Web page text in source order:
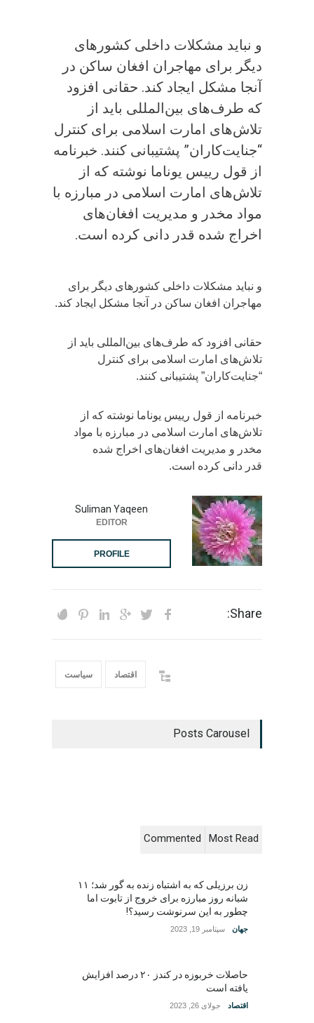
و نباید مشکلات داخلی کشورهای
دیگر برای مهاجران افغان ساکن در
آنجا مشکل ایجاد کند. ‏حقانی افزود
که طرف‌های بین‌المللی باید از
تلاش‌های امارت اسلامی برای کنترل
“جنایت‌کاران” پشتیبانی کنند. ‏خبرنامه
از قول رییس یوناما نوشته که از
تلاش‌های امارت اسلامی در مبارزه با
مواد مخدر و مدیریت افغان‌های
اخراج شده قدر دانی کرده است.
و نباید مشکلات داخلی کشورهای دیگر برای
مهاجران افغان ساکن در آنجا مشکل ایجاد کند.
‏حقانی افزود که طرف‌های بین‌المللی باید از
تلاش‌های امارت اسلامی برای کنترل
“جنایت‌کاران” پشتیبانی کنند.
‏خبرنامه از قول رییس یوناما نوشته که از
تلاش‌های امارت اسلامی در مبارزه با مواد
مخدر و مدیریت افغان‌های اخراج شده
قدر دانی کرده است.
Suliman Yaqeen
EDITOR
PROFILE
Share:
اقتصاد سیاست
Posts Carousel
Most Read
Commented
زن برزیلی که به اشتباه زنده به گور شد؛ ۱۱
شبانه روز مبارزه برای خروج از تابوت اما
چطور به این سرنوشت رسید؟!
جهان سپتامبر 19, 2023
حاصلات خربوزه در کندز ۲۰ درصد افزایش
یافته است
اقتصاد جولای 26, 2023